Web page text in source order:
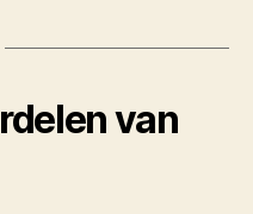
van